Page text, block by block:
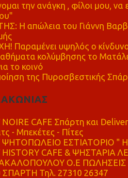
την ανάγκη , φίλοι μου,
Η απώλεια του Γιάννη
Παραμένει υψηλός ο
κολύμβησης το
το κοινό
της Πυροσβεστικής
NOIRE CAFE Σπάρτη και
- Μπεκέτες - Πίτες
ΕΣΤΙΑΤΟΡΙΟ "
CAFE & ΨΗΣΤΑΡΙΑ
Ο.Ε ΠΩΛΗΣΕΙΣ
ΣΠΑΡΤΗ Τηλ. 27310 26347